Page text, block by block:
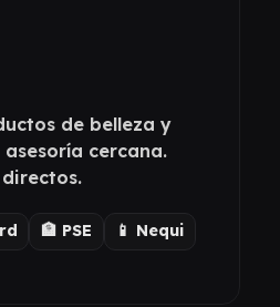
de belleza y
cercana.
🏦 PSE
📱 Nequi